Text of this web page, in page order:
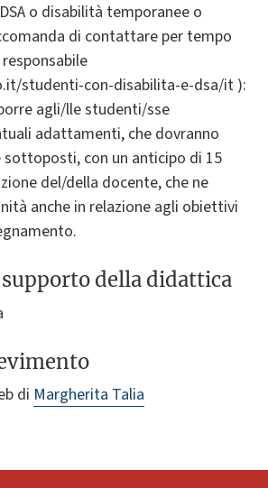
o disabilità temporanee o
di contattare per tempo
studenti-con-disabilita-e-dsa/it ):
agli/lle studenti/sse
adattamenti, che dovranno
sottoposti, con un anticipo di 15
del/della docente, che ne
anche in relazione agli obiettivi
della didattica
di Margherita Talia